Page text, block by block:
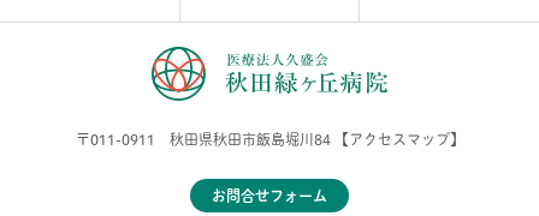
〒011-0911 秋田県秋田市飯島堀川84 【アクセスマップ】
お問合せフォーム